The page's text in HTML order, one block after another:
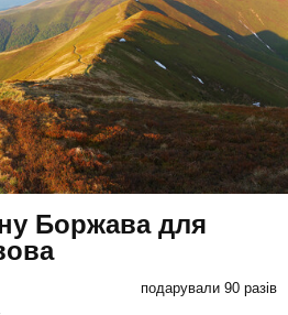
Боржава для
подарували 90 разів